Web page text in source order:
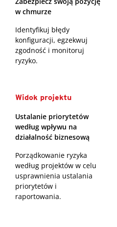
w chmurze
Identyfikuj błędy
konfiguracji, egzekwuj
zgodność i monitoruj
ryzyko.
Widok projektu
Ustalanie priorytetów
według wpływu na
działalność biznesową
Porządkowanie ryzyka
według projektów w celu
usprawnienia ustalania
priorytetów i
raportowania.